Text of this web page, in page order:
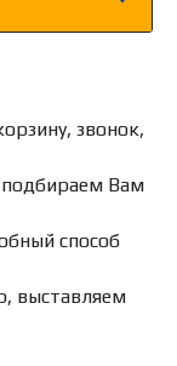
звонок,
подбираем Вам
способ
выставляем